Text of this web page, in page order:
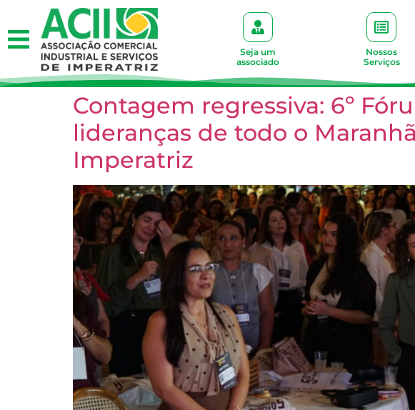
Seja um
associado
Nossos
Serviços
Contagem regressiva: 6º
lideranças de todo o
Imperatriz